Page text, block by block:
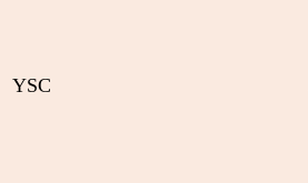
YSC